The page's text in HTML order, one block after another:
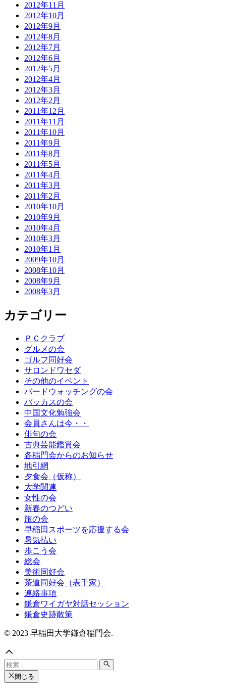
2012年11月
2012年10月
2012年9月
2012年8月
2012年7月
2012年6月
2012年5月
2012年4月
2012年3月
2012年2月
2011年12月
2011年11月
2011年10月
2011年9月
2011年8月
2011年5月
2011年4月
2011年3月
2011年2月
2010年10月
2010年9月
2010年4月
2010年3月
2010年1月
2009年10月
2008年10月
2008年9月
2008年3月
カテゴリー
ＰＣクラブ
グルメの会
ゴルフ同好会
サロンドワセダ
その他のイベント
バードウォッチングの会
バッカスの会
中国文化勉強会
会員さんは今・・
俳句の会
古典芸能鑑賞会
各稲門会からのお知らせ
地引網
夕食会（仮称）
大学関連
女性の会
新春のつどい
旅の会
早稲田スポーツを応援する会
暑気払い
歩こう会
総会
美術同好会
茶道同好会（表千家）
連絡事項
鎌倉ワイガヤ対話セッション
鎌倉史跡散策
© 2023 早稲田大学鎌倉稲門会.
閉じる